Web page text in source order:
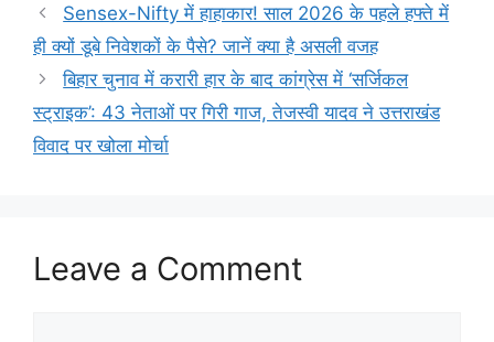
Sensex-Nifty में हाहाकार! साल 2026 के पहले हफ्ते में
ही क्यों डूबे निवेशकों के पैसे? जानें क्या है असली वजह
बिहार चुनाव में करारी हार के बाद कांग्रेस में ‘सर्जिकल
स्ट्राइक’: 43 नेताओं पर गिरी गाज, तेजस्वी यादव ने उत्तराखंड
विवाद पर खोला मोर्चा
Leave a Comment